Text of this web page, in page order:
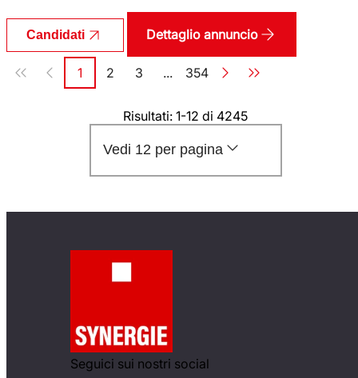
Candidati Dettaglio annuncio
Paginazione
Pagina
1 Pagina
2 Pagina
3 ... Pagina
354
Risultati: 1-12 di 4245
Vedi 12 per pagina
Seguici sui nostri social